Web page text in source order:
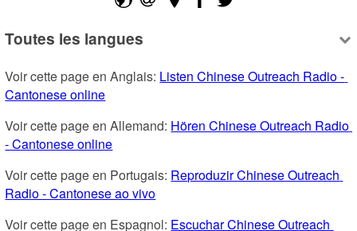
Toutes les langues
Voir cette page en Anglais: Listen Chinese Outreach Radio -
Cantonese online
Voir cette page en Allemand: Hören Chinese Outreach Radio
- Cantonese online
Voir cette page en Portugais: Reproduzir Chinese Outreach
Radio - Cantonese ao vivo
Voir cette page en Espagnol: Escuchar Chinese Outreach